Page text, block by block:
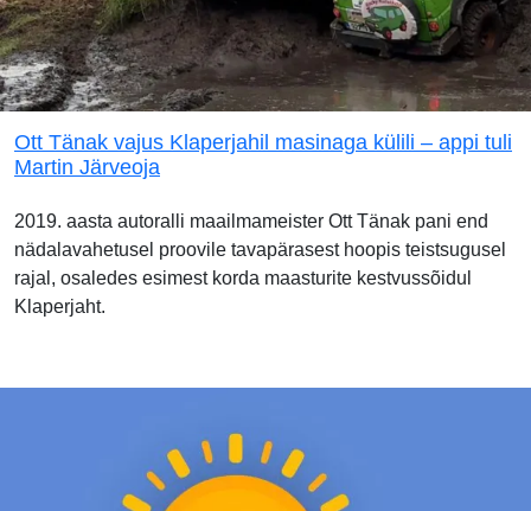
Ott Tänak vajus Klaperjahil masinaga külili – appi tuli
Martin Järveoja
2019. aasta autoralli maailmameister Ott Tänak pani end
nädalavahetusel proovile tavapärasest hoopis teistsugusel
rajal, osaledes esimest korda maasturite kestvussõidul
Klaperjaht.